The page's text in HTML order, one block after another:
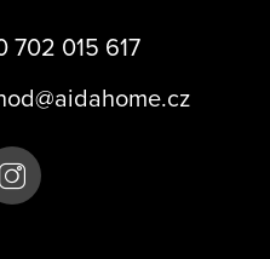
702 015 617
@aidahome.cz